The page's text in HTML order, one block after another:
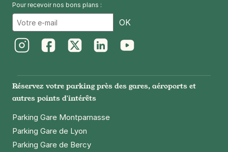
Pour recevoir nos bons plans :
OK
Réservez votre parking près des gares, aéroports et
autres points d'intérêts
Parking Gare Montparnasse
Parking Gare de Lyon
Parking Gare de Bercy